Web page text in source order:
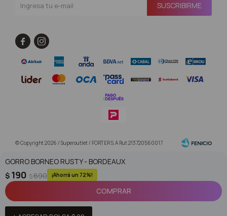
GORRO BORNEO RUSTY - BORDEAUX
$ 190 $690 72
COMPRAR
SUSCRIBIRME
 
© Copyright 2026 / Superoutlet / FORTER S.A Rut 213720560017